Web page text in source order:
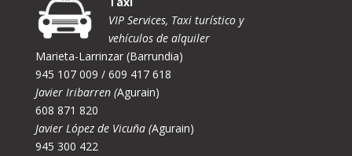
VIP Services, Taxi turístico y
vehículos de alquiler
Marieta-Larrinzar (Barrundia)
945 107 009 / 609 417 618
Javier Iribarren (Agurain)
608 871 820
Javier López de Vicuña (Agurain)
945 300 422